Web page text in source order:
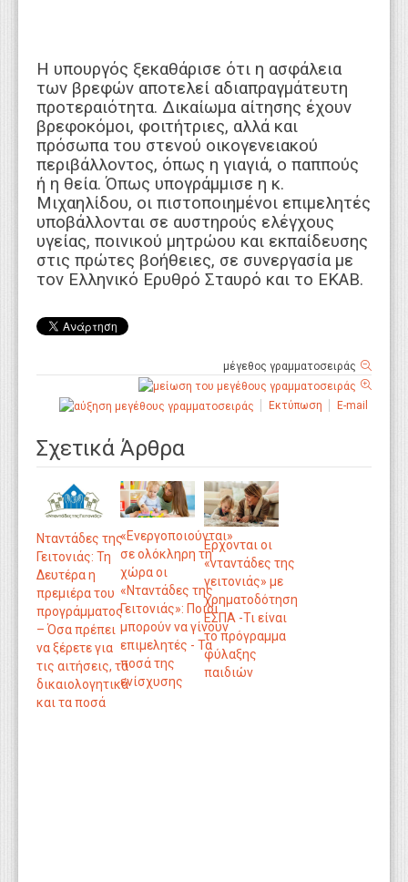
Η υπουργός ξεκαθάρισε ότι η ασφάλεια
των βρεφών αποτελεί αδιαπραγμάτευτη
προτεραιότητα. Δικαίωμα αίτησης έχουν
βρεφοκόμοι, φοιτήτριες, αλλά και
πρόσωπα του στενού οικογενειακού
περιβάλλοντος, όπως η γιαγιά, ο παππούς
ή η θεία. Όπως υπογράμμισε η κ.
Μιχαηλίδου, οι πιστοποιημένοι επιμελητές
υποβάλλονται σε αυστηρούς ελέγχους
υγείας, ποινικού μητρώου και εκπαίδευσης
στις πρώτες βοήθειες, σε συνεργασία με
τον Ελληνικό Ερυθρό Σταυρό και το ΕΚΑΒ.
μέγεθος γραμματοσειράς
Εκτύπωση E-mail
Σχετικά Άρθρα
Νταντάδες της
Γειτονιάς: Τη
Δευτέρα η
πρεμιέρα του
προγράμματος
– Όσα πρέπει
να ξέρετε για
τις αιτήσεις, τα
δικαιολογητικά
και τα ποσά
«Ενεργοποιούνται»
σε ολόκληρη τη
χώρα οι
«Νταντάδες της
Γειτονιάς»: Ποιοι
μπορούν να γίνουν
επιμελητές - Τα
ποσά της
ενίσχυσης
Ερχονται οι
«νταντάδες της
γειτονιάς» με
χρηματοδότηση
ΕΣΠΑ -Τι είναι
το πρόγραμμα
φύλαξης
παιδιών